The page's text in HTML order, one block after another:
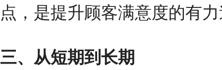
点，是提升顾客满意度的有
三、从短期到长期